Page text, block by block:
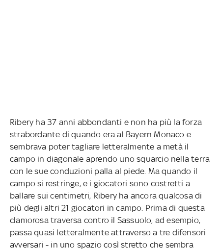
Ribery ha 37 anni abbondanti e non ha più la forza
strabordante di quando era al Bayern Monaco e
sembrava poter tagliare letteralmente a metà il
campo in diagonale aprendo uno squarcio nella terra
con le sue conduzioni palla al piede. Ma quando il
campo si restringe, e i giocatori sono costretti a
ballare sui centimetri, Ribery ha ancora qualcosa di
più degli altri 21 giocatori in campo. Prima di questa
clamorosa traversa contro il Sassuolo, ad esempio,
passa quasi letteralmente attraverso a tre difensori
avversari - in uno spazio così stretto che sembra